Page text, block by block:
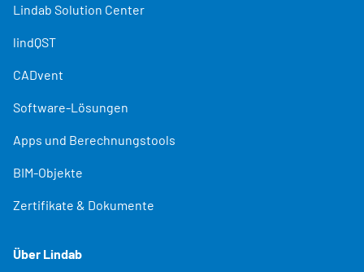
Lindab Solution Center
lindQST
CADvent
Software-Lösungen
Apps und Berechnungstools
BIM-Objekte
Zertifikate & Dokumente
Über Lindab